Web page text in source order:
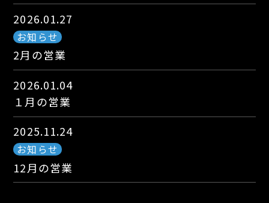
2月の営業
2026.01.27
お知らせ
１月の営業
2026.01.04
12月の営業
2025.11.24
お知らせ